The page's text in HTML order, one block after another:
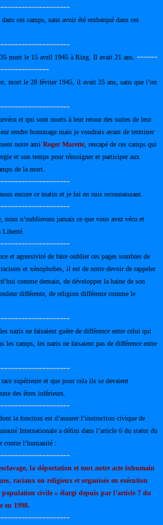
ces camps, sans avoir été embarqué dans ces
mort le 15 avril 1945 à Ring. Il avait 21 ans. ------
mort le 28 février 1945, il avait 25 ans, sans que l’on
et qui sont morts à leur retour des suites de leur
rendre hommage mais je voudrais avant de terminer
notre ami Roger Marette, rescapé de ces camps qui
et son temps pour témoigner et participer aux
de la mort.
encore ce matin et je lui en suis reconnaissant.
nous n’oublierons jamais ce que vous avez vécu et
Liberté.
et agressivité de faire oublier ces pages sombres de
et xénophobes, il est de notre devoir de rappeler
comme demain, de développer la haine de son
différente, de religion différente comme le
nazis ne faisaient guère de différence entre celui qui
camps, les nazis ne faisaient pas de différence entre
supérieure et que pour cela ils se devaient
des êtres inférieurs.
la fonction est d’assurer l’instruction civique de
Internationale a défini dans l’article 6 du statut du
l’humanité :
la déportation et tout autre acte inhumain
raciaux ou religieux et organisés en exécution
population civile » élargi depuis par l’article 7 du
en 1998.